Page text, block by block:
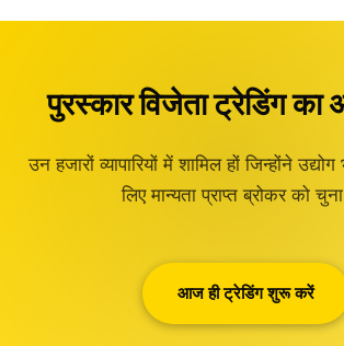
पुरस्कार विजेता ट्रेडिंग
उन हजारों व्यापारियों में शामिल हों जिन्होंने
लिए मान्यता प्राप्त ब्रोकर को
आज ही ट्रेडिंग शुरू करें